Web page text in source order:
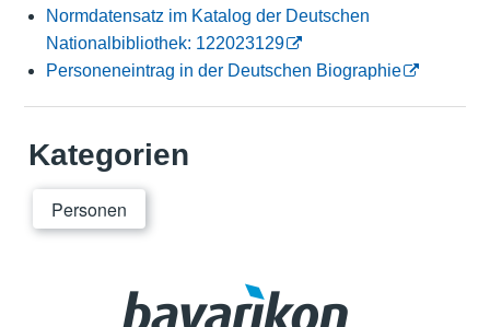
Normdatensatz im Katalog der Deutschen
Nationalbibliothek: 122023129
Personeneintrag in der Deutschen Biographie
Kategorien
Personen